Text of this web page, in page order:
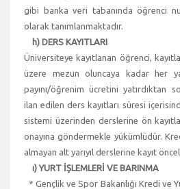
gibi banka veri tabanında öğrenci
olarak tanımlanmaktadır.
h) DERS KAYITLARI
Üniversiteye kayıtlanan öğrenci,
üzere mezun oluncaya kadar her
payını/öğrenim ücretini yatırdıktan
ilan edilen ders kayıtları süresi
sistemi üzerinden derslerine ön
onayına göndermekle yükümlüdür.
almayan alt yarıyıl derslerine kayıt
ı) YURT İŞLEMLERİ VE BARINMA
* Gençlik ve Spor Bakanlığı Kredi ve